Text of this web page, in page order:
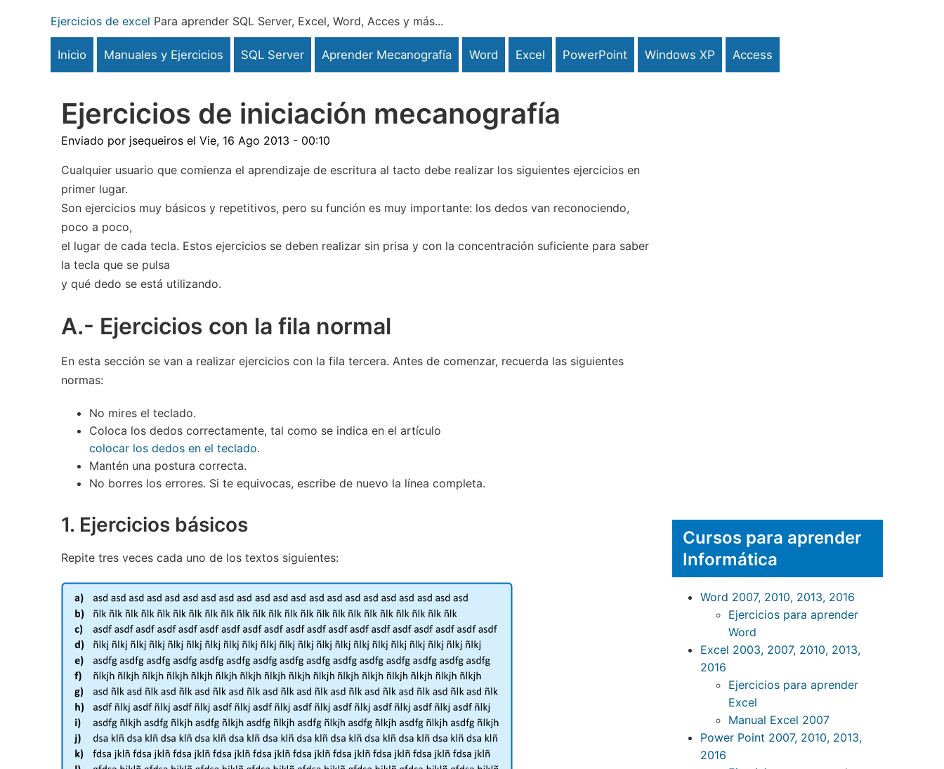
contenido
Ejercicios de excel Para aprender SQL Server, Excel, Word, Acces y más...
Inicio Manuales y Ejercicios SQL Server Aprender Mecanografía Word Excel PowerPoint Windows XP Access
Ejercicios de iniciación mecanografía
Enviado por jsequeiros el Vie, 16 Ago 2013 - 00:10
Cualquier usuario que comienza el aprendizaje de escritura al tacto debe realizar los siguientes ejercicios en
primer lugar.
Son ejercicios muy básicos y repetitivos, pero su función es muy importante: los dedos van reconociendo,
poco a poco,
el lugar de cada tecla. Estos ejercicios se deben realizar sin prisa y con la concentración suficiente para saber
la tecla que se pulsa
y qué dedo se está utilizando.
A.- Ejercicios con la fila normal
En esta sección se van a realizar ejercicios con la fila tercera. Antes de comenzar, recuerda las siguientes
normas:
No mires el teclado.
Coloca los dedos correctamente, tal como se indica en el artículo
colocar los dedos en el teclado.
Mantén una postura correcta.
No borres los errores. Si te equivocas, escribe de nuevo la línea completa.
1. Ejercicios básicos
Repite tres veces cada uno de los textos siguientes:
Cursos para aprender
Informática
Word 2007, 2010, 2013, 2016
Ejercicios para aprender
Word
Excel 2003, 2007, 2010, 2013,
2016
Ejercicios para aprender
Excel
Manual Excel 2007
Power Point 2007, 2010, 2013,
2016